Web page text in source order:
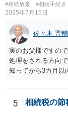
#相続放棄
#相続手続き
2025年7月15日
佐々木 晋輔
実のお父様ですの
処理をされる方向
知ってから3カ月以
放棄するかどうか
することはありま
ありません。 なお
5 相続税の節